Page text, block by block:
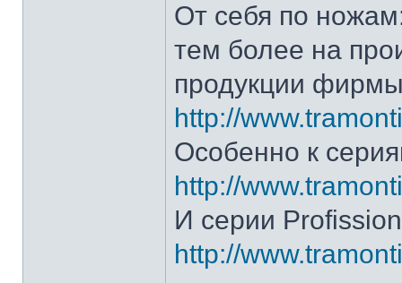
От себя по
тем более на
продукции
http://
Особенно к
http://
И серии
http://